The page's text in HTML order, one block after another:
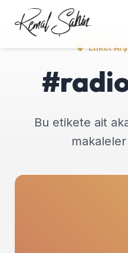
Etiket
Bu etikete ait